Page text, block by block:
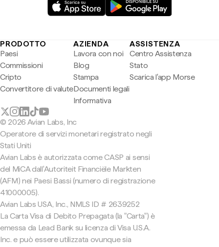
PRODOTTO
Paesi
Commissioni
Cripto
Convertitore di valute
AZIENDA
Lavora con noi
Blog
Stampa
Documenti legali
Informativa
ASSISTENZA
Centro Assistenza
Stato
Scarica l'app Morse
© 2026 Avian Labs, Inc
Operatore di servizi monetari registrato negli
Stati Uniti
Avian Labs è autorizzata come CASP ai sensi
del MiCA dall'Autoriteit Financiële Markten
(AFM) nei Paesi Bassi (numero di registrazione
41000005).
Avian Labs USA, Inc., NMLS ID # 2639252
La Carta Visa di Debito Prepagata (la "Carta") è
emessa da Lead Bank su licenza di Visa U.S.A.
Inc. e può essere utilizzata ovunque sia